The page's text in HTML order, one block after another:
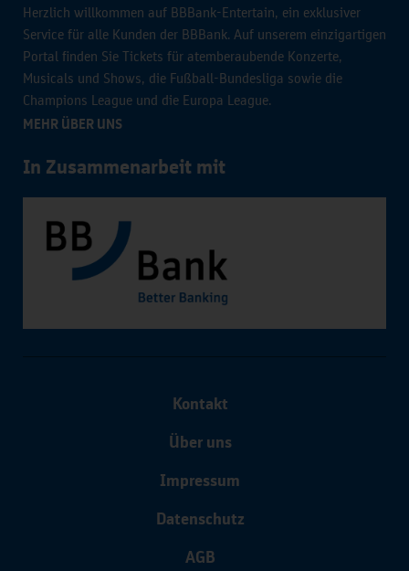
Herzlich willkommen auf BBBank-Entertain, ein exklusiver
Service für alle Kunden der BBBank. Auf unserem einzigartigen
Portal finden Sie Tickets für atemberaubende Konzerte,
Musicals und Shows, die Fußball-Bundesliga sowie die
Champions League und die Europa League.
MEHR ÜBER UNS
In Zusammenarbeit mit
Kontakt
Über uns
Impressum
Datenschutz
AGB